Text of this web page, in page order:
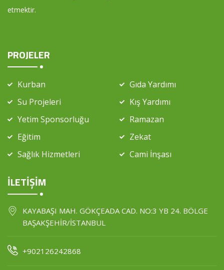
etmektir.
PROJELER
Kurban
Su Projeleri
Yetim Sponsorluğu
Eğitim
Sağlık Hizmetleri
Gıda Yardımı
Kış Yardımı
Ramazan
Zekat
Cami İnşası
İLETİŞİM
KAYABAŞI MAH. GÖKÇEADA CAD. NO:3 YB 24. BÖLGE
BAŞAKŞEHİR/İSTANBUL
+902126242868